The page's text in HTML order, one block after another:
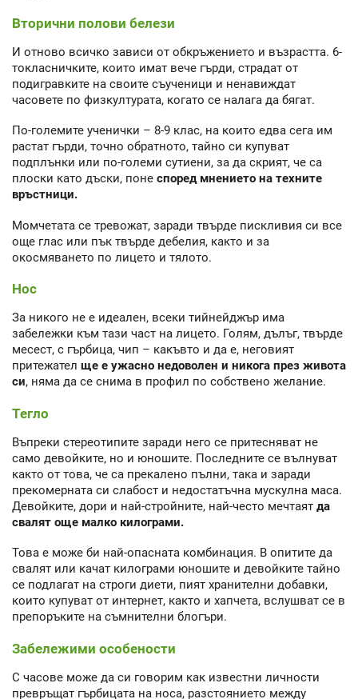
Вторични полови белези
И отново всичко зависи от обкръжението и възрастта. 6-
токласничките, които имат вече гърди, страдат от
подигравките на своите съученици и ненавиждат
часовете по физкултурата, когато се налага да бягат.
По-големите ученички – 8-9 клас, на които едва сега им
растат гърди, точно обратното, тайно си купуват
подплънки или по-големи сутиени, за да скрият, че са
плоски като дъски, поне според мнението на техните
връстници.
Момчетата се тревожат, заради твърде пискливия си все
още глас или пък твърде дебелия, както и за
окосмяването по лицето и тялото.
Нос
За никого не е идеален, всеки тийнейджър има
забележки към тази част на лицето. Голям, дълъг, твърде
месест, с гърбица, чип – какъвто и да е, неговият
притежател ще е ужасно недоволен и никога през живота
си, няма да се снима в профил по собствено желание.
Тегло
Въпреки стереотипите заради него се притесняват не
само девойките, но и юношите. Последните се вълнуват
както от това, че са прекалено пълни, така и заради
прекомерната си слабост и недостатъчна мускулна маса.
Девойките, дори и най-стройните, най-често мечтаят да
свалят още малко килограми.
Това е може би най-опасната комбинация. В опитите да
свалят или качат килограми юношите и девойките тайно
се подлагат на строги диети, пият хранителни добавки,
които купуват от интернет, както и хапчета, вслушват се в
препоръките на съмнителни блогъри.
Забележими особености
С часове може да си говорим как известни личности
превръщат гърбицата на носа, разстоянието между